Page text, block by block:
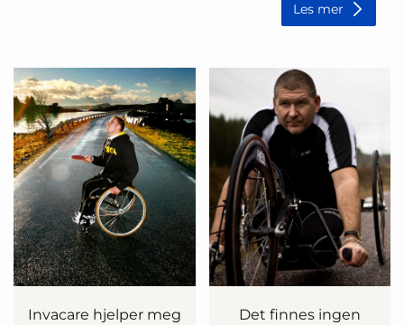
Les mer
Invacare hjelper meg
Det finnes ingen